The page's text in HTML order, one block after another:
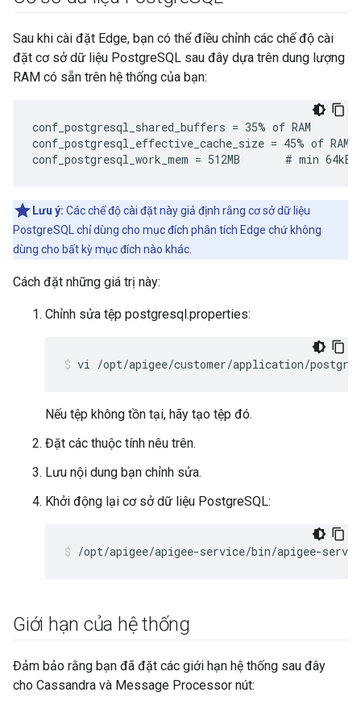
Sau khi cài đặt Edge, bạn có thể điều chỉnh các chế độ cài
đặt cơ sở dữ liệu PostgreSQL sau đây dựa trên dung lượng
RAM có sẵn trên hệ thống của bạn:
conf_postgresql_shared_buffers = 35% of RAM      #
conf_postgresql_effective_cache_size = 45% of RAM
conf_postgresql_work_mem = 512MB       # min 64kB
Lưu ý: Các chế độ cài đặt này giả định rằng cơ sở dữ liệu
PostgreSQL chỉ dùng cho mục đích phân tích Edge chứ không
dùng cho bất kỳ mục đích nào khác.
Cách đặt những giá trị này:
Chỉnh sửa tệp postgresql.properties:
vi /opt/apigee/customer/application/
Nếu tệp không tồn tại, hãy tạo tệp đó.
Đặt các thuộc tính nêu trên.
Lưu nội dung bạn chỉnh sửa.
Khởi động lại cơ sở dữ liệu PostgreSQL:
/opt/apigee/apigee-service/bin/apigee-
Giới hạn của hệ thống
Đảm bảo rằng bạn đã đặt các giới hạn hệ thống sau đây
cho Cassandra và Message Processor nút: